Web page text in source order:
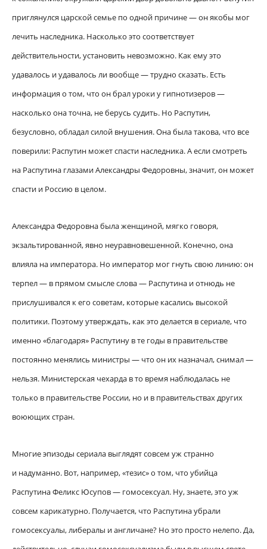
приглянулся царской семье по одной причине — он якобы мог
лечить наследника. Насколько это соответствует
действительности, установить невозможно. Как ему это
удавалось и удавалось ли вообще — трудно сказать. Есть
информация о том, что он брал уроки у гипнотизеров —
насколько она точна, не берусь судить. Но Распутин,
безусловно, обладал силой внушения. Она была такова, что все
поверили: Распутин может спасти наследника. А если смотреть
на Распутина глазами Александры Федоровны, значит, он может
спасти и Россию в целом.
Александра Федоровна была женщиной, мягко говоря,
экзальтированной, явно неуравновешенной. Конечно, она
влияла на императора. Но император мог гнуть свою линию: он
терпел — в прямом смысле слова — Распутина и отнюдь не
прислушивался к его советам, которые касались высокой
политики. Поэтому утверждать, как это делается в сериале, что
именно «благодаря» Распутину в те годы в правительстве
постоянно менялись министры — что он их назначал, снимал —
нельзя. Министерская чехарда в то время наблюдалась не
только в правительстве России, но и в правительствах других
воюющих стран.
Многие эпизоды сериала выглядят совсем уж странно
и надуманно. Вот, например, «тезис» о том, что убийца
Распутина Феликс Юсупов — гомосексуал. Ну, знаете, это уж
совсем карикатурно. Получается, что Распутина убрали
гомосексуалы, либералы и англичане? Но это просто нелепо. Да,